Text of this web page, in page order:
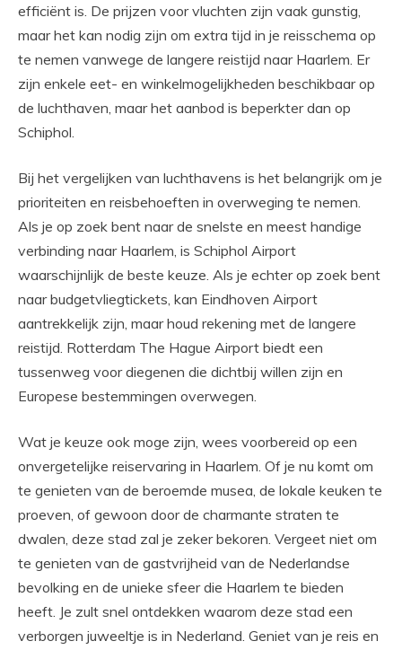
efficiënt is. De prijzen voor vluchten zijn vaak gunstig,
maar het kan nodig zijn om extra tijd in je reisschema op
te nemen vanwege de langere reistijd naar Haarlem. Er
zijn enkele eet- en winkelmogelijkheden beschikbaar op
de luchthaven, maar het aanbod is beperkter dan op
Schiphol.
Bij het vergelijken van luchthavens is het belangrijk om je
prioriteiten en reisbehoeften in overweging te nemen.
Als je op zoek bent naar de snelste en meest handige
verbinding naar Haarlem, is Schiphol Airport
waarschijnlijk de beste keuze. Als je echter op zoek bent
naar budgetvliegtickets, kan Eindhoven Airport
aantrekkelijk zijn, maar houd rekening met de langere
reistijd. Rotterdam The Hague Airport biedt een
tussenweg voor diegenen die dichtbij willen zijn en
Europese bestemmingen overwegen.
Wat je keuze ook moge zijn, wees voorbereid op een
onvergetelijke reiservaring in Haarlem. Of je nu komt om
te genieten van de beroemde musea, de lokale keuken te
proeven, of gewoon door de charmante straten te
dwalen, deze stad zal je zeker bekoren. Vergeet niet om
te genieten van de gastvrijheid van de Nederlandse
bevolking en de unieke sfeer die Haarlem te bieden
heeft. Je zult snel ontdekken waarom deze stad een
verborgen juweeltje is in Nederland. Geniet van je reis en